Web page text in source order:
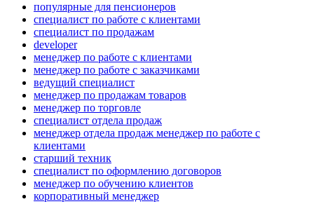
популярные для пенсионеров
специалист по работе с клиентами
специалист по продажам
developer
менеджер по работе с клиентами
менеджер по работе с заказчиками
ведущий специалист
менеджер по продажам товаров
менеджер по торговле
специалист отдела продаж
менеджер отдела продаж менеджер по работе с
клиентами
старший техник
специалист по оформлению договоров
менеджер по обучению клиентов
корпоративный менеджер